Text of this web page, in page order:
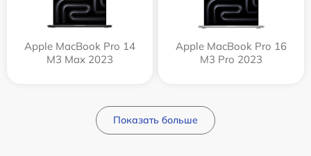
Apple MacBook Pro 14
M3 Max 2023
Apple MacBook Pro 16
M3 Pro 2023
Показать больше